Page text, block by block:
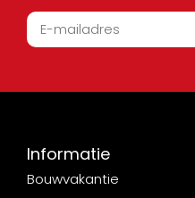
Informatie
Bouwvakantie